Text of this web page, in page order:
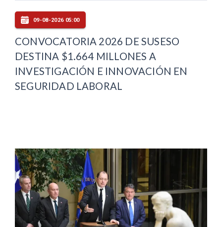
09-08-2026 05:00
CONVOCATORIA 2026 DE SUSESO
DESTINA $1.664 MILLONES A
INVESTIGACIÓN E INNOVACIÓN EN
SEGURIDAD LABORAL